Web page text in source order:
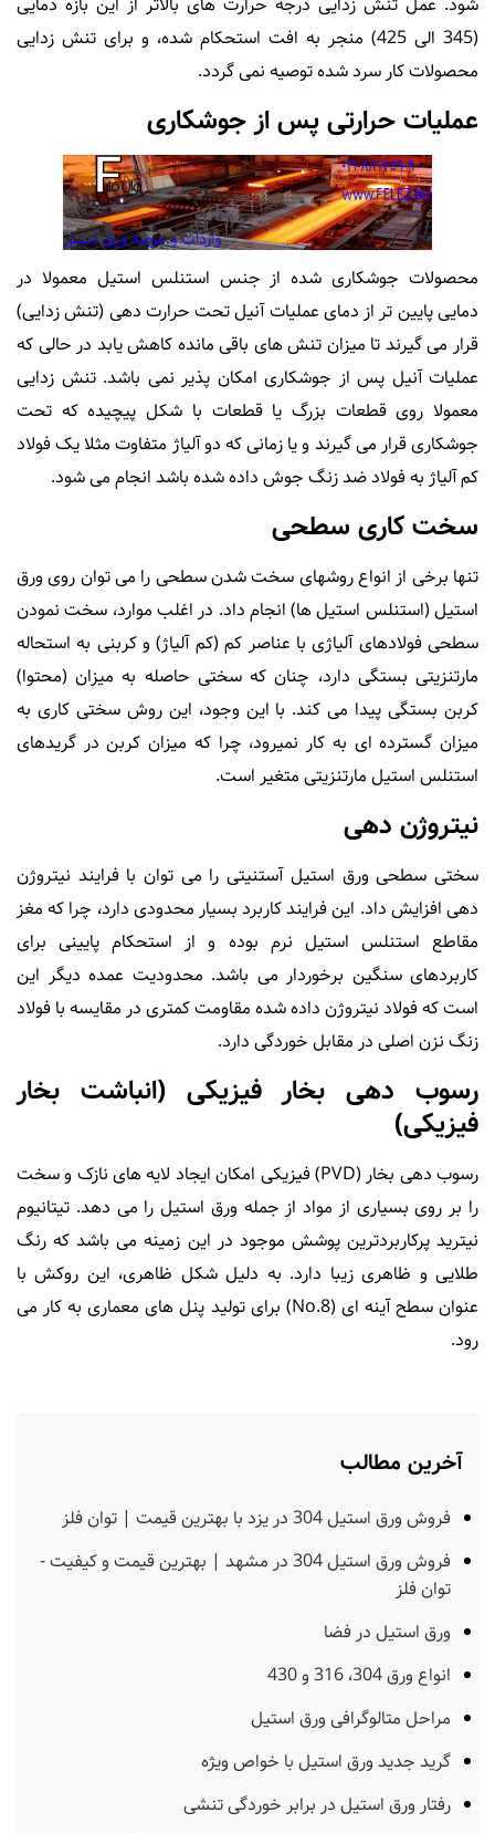
(345 الی 425) منجر به افت استحکام شده، و برای تنش زدایی
محصولات کار سرد شده توصیه نمی گردد.
عملیات حرارتی پس از جوشکاری
محصولات جوشکاری شده از جنس استنلس استیل معمولا در
دمایی پایین تر از دمای عملیات آنیل تحت حرارت دهی (تنش زدایی)
قرار می گیرند تا میزان تنش های باقی مانده کاهش یابد در حالی که
عملیات آنیل پس از جوشکاری امکان پذیر نمی باشد. تنش زدایی
معمولا روی قطعات بزرگ یا قطعات با شکل پیچیده که تحت
جوشکاری قرار می گیرند و یا زمانی که دو آلیاژ متفاوت مثلا یک فولاد
کم آلیاژ به فولاد ضد زنگ جوش داده شده باشد انجام می شود.
سخت کاری سطحی
تنها برخی از انواع روشهای سخت شدن سطحی را می توان روی ورق
استیل (استنلس استیل ها) انجام داد. در اغلب موارد، سخت نمودن
سطحی فولادهای آلیاژی با عناصر کم (کم آلیاژ) و کربنی به استحاله
مارتنزیتی بستگی دارد، چنان که سختی حاصله به میزان (محتوا)
کربن بستگی پیدا می کند. با این وجود، این روش سختی کاری به
میزان گسترده ای به کار نمیرود، چرا که میزان کربن در گریدهای
استنلس استیل مارتنزیتی متغیر است.
نیتروژن دهی
سختی سطحی ورق استیل آستنیتی را می توان با فرایند نیتروژن
دهی افزایش داد. این فرایند کاربرد بسیار محدودی دارد، چرا که مغز
مقاطع استنلس استیل نرم بوده و از استحکام پایینی برای
کاربردهای سنگین برخوردار می باشد. محدودیت عمده دیگر این
است که فولاد نیتروژن داده شده مقاومت کمتری در مقایسه با فولاد
زنگ نزن اصلی در مقابل خوردگی دارد.
رسوب دهی بخار فیزیکی (انباشت بخار
فیزیکی)
رسوب دهی بخار (PVD) فیزیکی امکان ایجاد لایه های نازک و سخت
را بر روی بسیاری از مواد از جمله ورق استیل را می دهد. تیتانیوم
نیترید پرکاربردترین پوشش موجود در این زمینه می باشد که رنگ
طلایی و ظاهری زیبا دارد. به دلیل شکل ظاهری، این روکش با
عنوان سطح آینه ای (No.8) برای تولید پنل های معماری به کار می
رود.
آخرین مطالب
فروش ورق استیل 304 در یزد با بهترین قیمت | توان فلز
فروش ورق استیل 304 در مشهد | بهترین قیمت و کیفیت -
توان فلز
ورق استیل در فضا
انواع ورق 304، 316 و 430
مراحل متالوگرافی ورق استیل
گرید جدید ورق استیل با خواص ویژه
رفتار ورق استیل در برابر خوردگی تنشی